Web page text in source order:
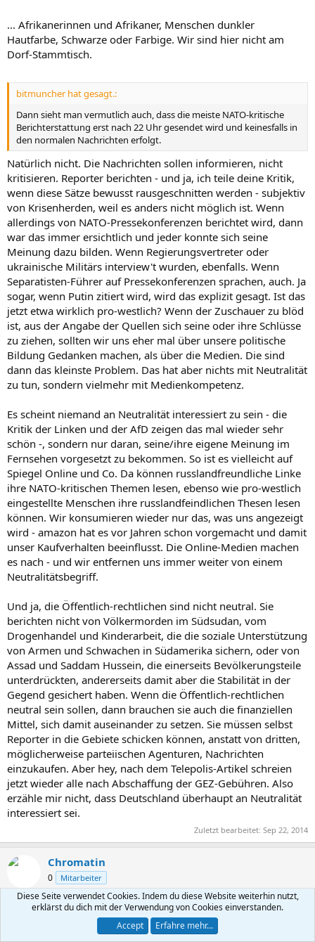
... Afrikanerinnen und Afrikaner, Menschen dunkler
Hautfarbe, Schwarze oder Farbige. Wir sind hier nicht am
Dorf-Stammtisch.
bitmuncher hat gesagt.:
Dann sieht man vermutlich auch, dass die meiste NATO-kritische
Berichterstattung erst nach 22 Uhr gesendet wird und keinesfalls in
den normalen Nachrichten erfolgt.
Natürlich nicht. Die Nachrichten sollen informieren, nicht
kritisieren. Reporter berichten - und ja, ich teile deine Kritik,
wenn diese Sätze bewusst rausgeschnitten werden - subjektiv
von Krisenherden, weil es anders nicht möglich ist. Wenn
allerdings von NATO-Pressekonferenzen berichtet wird, dann
war das immer ersichtlich und jeder konnte sich seine
Meinung dazu bilden. Wenn Regierungsvertreter oder
ukrainische Militärs interview't wurden, ebenfalls. Wenn
Separatisten-Führer auf Pressekonferenzen sprachen, auch. Ja
sogar, wenn Putin zitiert wird, wird das explizit gesagt. Ist das
jetzt etwa wirklich pro-westlich? Wenn der Zuschauer zu blöd
ist, aus der Angabe der Quellen sich seine oder ihre Schlüsse
zu ziehen, sollten wir uns eher mal über unsere politische
Bildung Gedanken machen, als über die Medien. Die sind
dann das kleinste Problem. Das hat aber nichts mit Neutralität
zu tun, sondern vielmehr mit Medienkompetenz.
Es scheint niemand an Neutralität interessiert zu sein - die
Kritik der Linken und der AfD zeigen das mal wieder sehr
schön -, sondern nur daran, seine/ihre eigene Meinung im
Fernsehen vorgesetzt zu bekommen. So ist es vielleicht auf
Spiegel Online und Co. Da können russlandfreundliche Linke
ihre NATO-kritischen Themen lesen, ebenso wie pro-westlich
eingestellte Menschen ihre russlandfeindlichen Thesen lesen
können. Wir konsumieren wieder nur das, was uns angezeigt
wird - amazon hat es vor Jahren schon vorgemacht und damit
unser Kaufverhalten beeinflusst. Die Online-Medien machen
es nach - und wir entfernen uns immer weiter von einem
Neutralitätsbegriff.
Und ja, die Öffentlich-rechtlichen sind nicht neutral. Sie
berichten nicht von Völkermorden im Südsudan, vom
Drogenhandel und Kinderarbeit, die die soziale Unterstützung
von Armen und Schwachen in Südamerika sichern, oder von
Assad und Saddam Hussein, die einerseits Bevölkerungsteile
unterdrückten, andererseits damit aber die Stabilität in der
Gegend gesichert haben. Wenn die Öffentlich-rechtlichen
neutral sein sollen, dann brauchen sie auch die finanziellen
Mittel, sich damit auseinander zu setzen. Sie müssen selbst
Reporter in die Gebiete schicken können, anstatt von dritten,
möglicherweise parteiischen Agenturen, Nachrichten
einzukaufen. Aber hey, nach dem Telepolis-Artikel schreien
jetzt wieder alle nach Abschaffung der GEZ-Gebühren. Also
erzähle mir nicht, dass Deutschland überhaupt an Neutralität
interessiert sei.
Zuletzt bearbeitet: Sep 22, 2014
Chromatin
0 Mitarbeiter
Sep 23, 2014
Zum Mythos der freien Presse...
Diese Seite verwendet Cookies. Indem du diese Website weiterhin nutzt,
erklärst du dich mit der Verwendung von Cookies einverstanden.
Accept
Erfahre mehr...